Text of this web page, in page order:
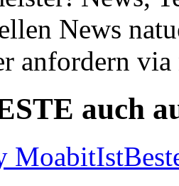
News
anfordern
auch